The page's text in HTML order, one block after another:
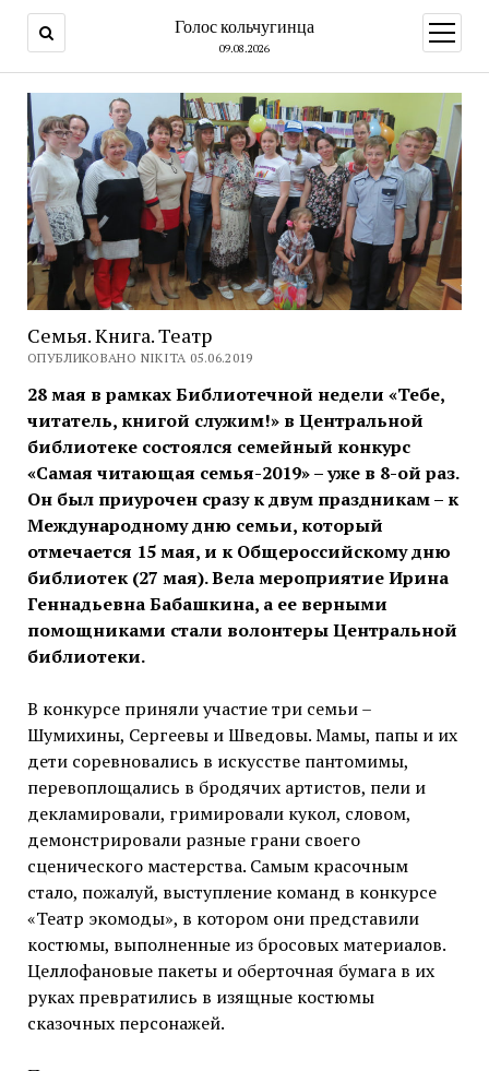
Голос кольчугинца
09.08.2026
меню
Семья. Книга. Театр
ОПУБЛИКОВАНО NIKITA 05.06.2019
28 мая в рамках Библиотечной недели «Тебе,
читатель, книгой служим!» в Центральной
библиотеке состоялся семейный конкурс
«Самая читающая семья-2019» – уже в 8-ой раз.
Он был приурочен сразу к двум праздникам – к
Международному дню семьи, который
отмечается 15 мая, и к Общероссийскому дню
библиотек (27 мая). Вела мероприятие Ирина
Геннадьевна Бабашкина, а ее верными
помощниками стали волонтеры Центральной
библиотеки.
В конкурсе приняли участие три семьи –
Шумихины, Сергеевы и Шведовы. Мамы, папы и их
дети соревновались в искусстве пантомимы,
перевоплощались в бродячих артистов, пели и
декламировали, гримировали кукол, словом,
демонстрировали разные грани своего
сценического мастерства. Самым красочным
стало, пожалуй, выступление команд в конкурсе
«Театр экомоды», в котором они представили
костюмы, выполненные из бросовых материалов.
Целлофановые пакеты и оберточная бумага в их
руках превратились в изящные костюмы
сказочных персонажей.